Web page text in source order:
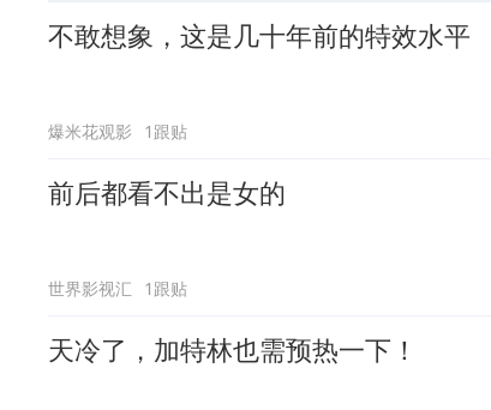
不敢想象，这是几十年前的特效水平
爆米花观影 1跟贴
前后都看不出是女的
世界影视汇 1跟贴
天冷了，加特林也需预热一下！